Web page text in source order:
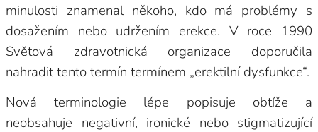
minulosti znamenal někoho, kdo má problémy s
dosažením nebo udržením erekce. V roce 1990
Světová zdravotnická organizace doporučila
nahradit tento termín termínem „erektilní dysfunkce“.
Nová terminologie lépe popisuje obtíže a
neobsahuje negativní, ironické nebo stigmatizující